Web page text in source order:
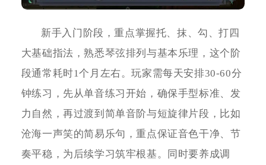
新手入门阶段，重点掌握托、抹、勾、打四
大基础指法，熟悉琴弦排列与基本乐理，这个阶
段通常耗时1个月左右。玩家需每天安排30-60分
钟练习，先从单音练习开始，确保手型标准、发
力自然，再过渡到简单音阶与短旋律片段，比如
沧海一声笑的简易乐句，重点保证音色干净、节
奏平稳，为后续学习筑牢根基。同时要养成调